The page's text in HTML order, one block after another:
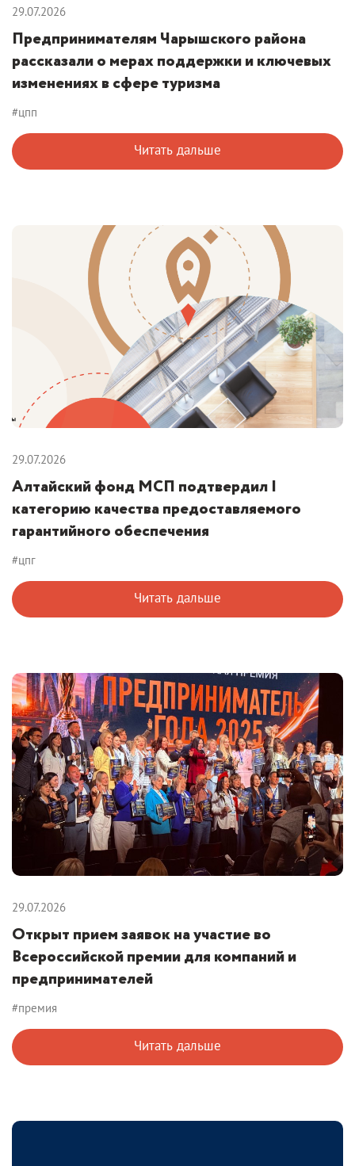
29.07.2026
Предпринимателям Чарышского района
рассказали о мерах поддержки и ключевых
изменениях в сфере туризма
#цпп
Читать дальше
29.07.2026
Алтайский фонд МСП подтвердил I
категорию качества предоставляемого
гарантийного обеспечения
#цпг
Читать дальше
29.07.2026
Открыт прием заявок на участие во
Всероссийской премии для компаний и
предпринимателей
#премия
Читать дальше